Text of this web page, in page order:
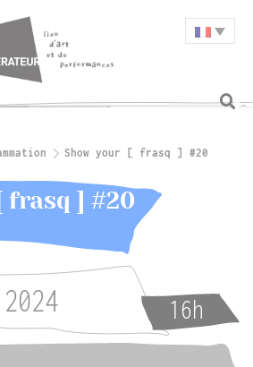
Show your [ frasq ] #20
frasq ] #20
16h